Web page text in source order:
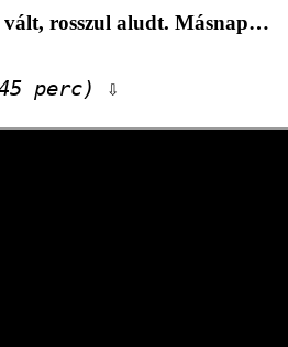
vált, rosszul aludt. Másnap…
perc) ⇩